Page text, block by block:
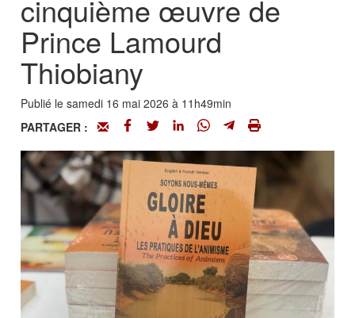
cinquième œuvre de
Prince Lamourd
Thiobiany
Publié le samedi 16 mai 2026 à 11h49min
PARTAGER :